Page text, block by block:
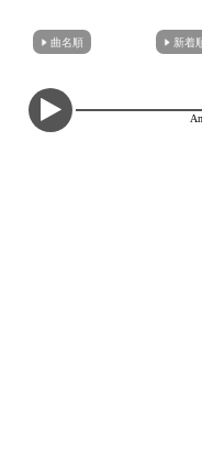
曲名順 新着